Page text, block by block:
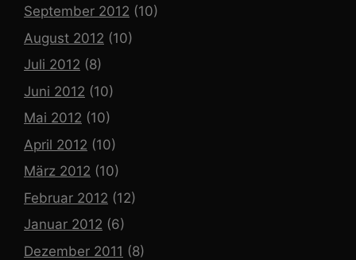
September 2012 (10)
August 2012 (10)
Juli 2012 (8)
Juni 2012 (10)
Mai 2012 (10)
April 2012 (10)
März 2012 (10)
Februar 2012 (12)
Januar 2012 (6)
Dezember 2011 (8)